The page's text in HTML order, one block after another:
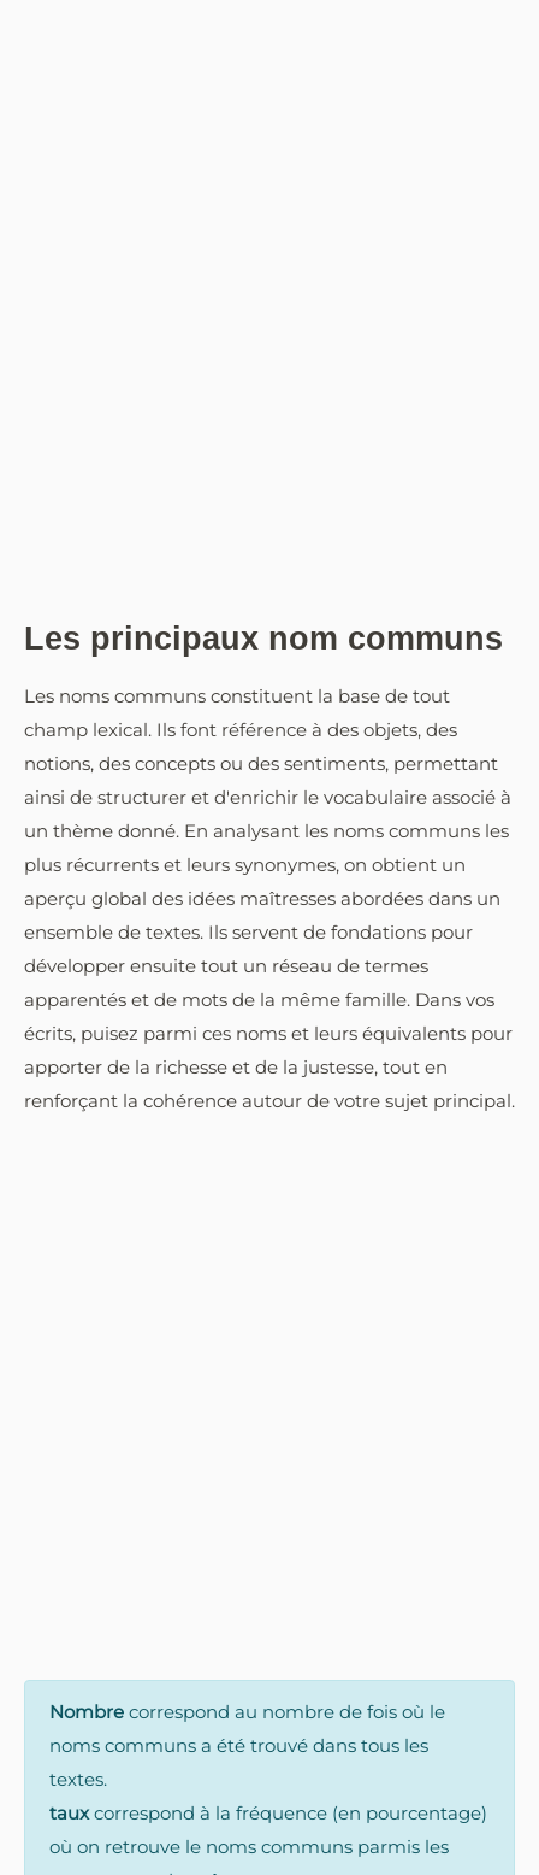
Les principaux nom communs
Les noms communs constituent la base de tout
champ lexical. Ils font référence à des objets, des
notions, des concepts ou des sentiments, permettant
ainsi de structurer et d'enrichir le vocabulaire associé à
un thème donné. En analysant les noms communs les
plus récurrents et leurs synonymes, on obtient un
aperçu global des idées maîtresses abordées dans un
ensemble de textes. Ils servent de fondations pour
développer ensuite tout un réseau de termes
apparentés et de mots de la même famille. Dans vos
écrits, puisez parmi ces noms et leurs équivalents pour
apporter de la richesse et de la justesse, tout en
renforçant la cohérence autour de votre sujet principal.
Nombre correspond au nombre de fois où le
noms communs a été trouvé dans tous les
textes.
tauxcorrespond à la fréquence (en pourcentage)
où on retrouve le noms communs parmis les